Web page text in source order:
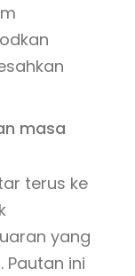
masa
terus ke
yang
ini